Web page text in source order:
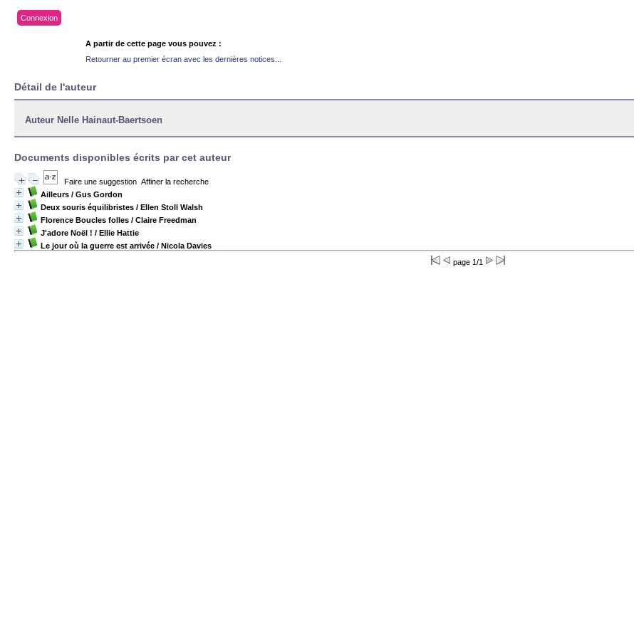
Connexion
A partir de cette page vous pouvez :
Retourner au premier écran avec les dernières notices...
Détail de l'auteur
Auteur Nelle Hainaut-Baertsoen
Documents disponibles écrits par cet auteur
Faire une suggestion Affiner la recherche
Ailleurs / Gus Gordon
Deux souris équilibristes / Ellen Stoll Walsh
Florence Boucles folles / Claire Freedman
J'adore Noël ! / Ellie Hattie
Le jour où la guerre est arrivée / Nicola Davies
page 1/1